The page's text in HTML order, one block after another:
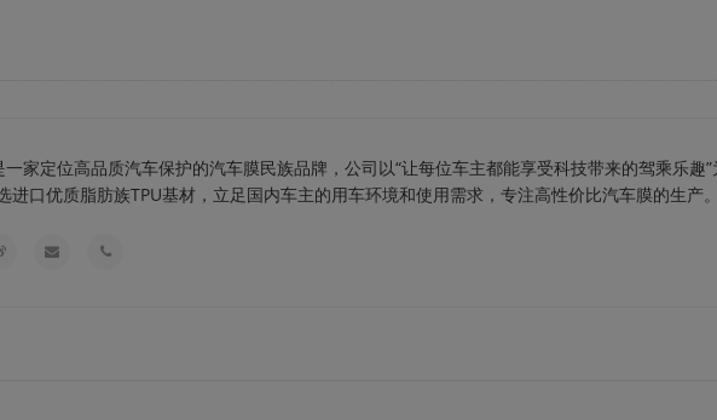
一家定位高品质汽车保护的汽车膜民族品牌，公司以“让每位车主都能享受科技带来的驾乘乐趣”
进口优质脂肪族TPU基材，立足国内车主的用车环境和使用需求，专注高性价比汽车膜的生产